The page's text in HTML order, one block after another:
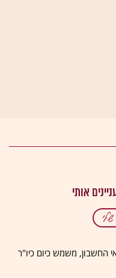
החשבון, משמש כיום כיו"ר